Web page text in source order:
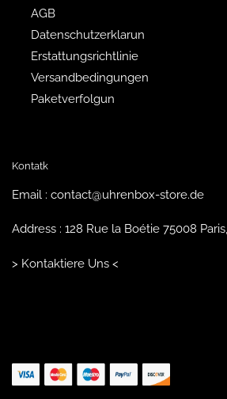
AGB
Datenschutzerklarun
Erstattungsrichtlinie
Versandbedingungen
Paketverfolgun
Kontatk
Email : contact@uhrenbox-store.de
Address : 128 Rue la Boétie 75008
> Kontaktiere Uns <